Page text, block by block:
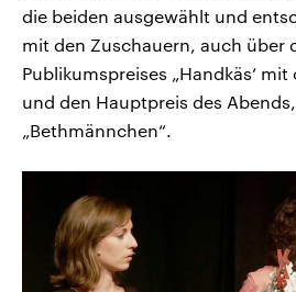
die beiden ausgewählt und
mit den Zuschauern, auch über
Publikumspreises „Handkäs‘
und den Hauptpreis des
„Bethmännchen“.